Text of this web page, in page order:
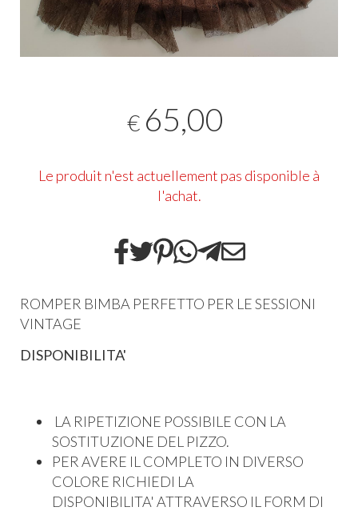
€ 65,00
Le produit n'est actuellement pas disponible à
l'achat.
ROMPER BIMBA PERFETTO PER LE SESSIONI
VINTAGE
DISPONIBILITA'
LA RIPETIZIONE POSSIBILE CON LA
SOSTITUZIONE DEL PIZZO.
PER AVERE IL COMPLETO IN DIVERSO
COLORE RICHIEDI LA
DISPONIBILITA' ATTRAVERSO IL FORM DI